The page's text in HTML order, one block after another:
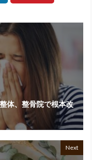
体、整骨院で根本改
Next